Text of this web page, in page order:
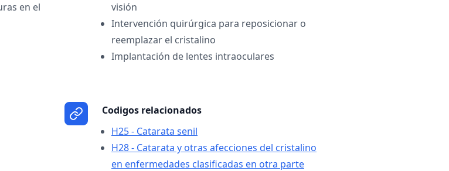
en el
visión
Intervención quirúrgica para reposicionar o
reemplazar el cristalino
Implantación de lentes intraoculares
Codigos relacionados
H25 - Catarata senil
H28 - Catarata y otras afecciones del cristalino
en enfermedades clasificadas en otra parte